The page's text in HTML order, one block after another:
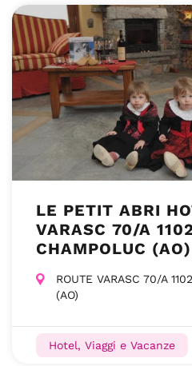
LE PETIT ABRI
VARASC 70/A
CHAMPOLUC (AO)
ROUTE VARASC 70/A
(AO)
Hotel, Viaggi e Vacanze